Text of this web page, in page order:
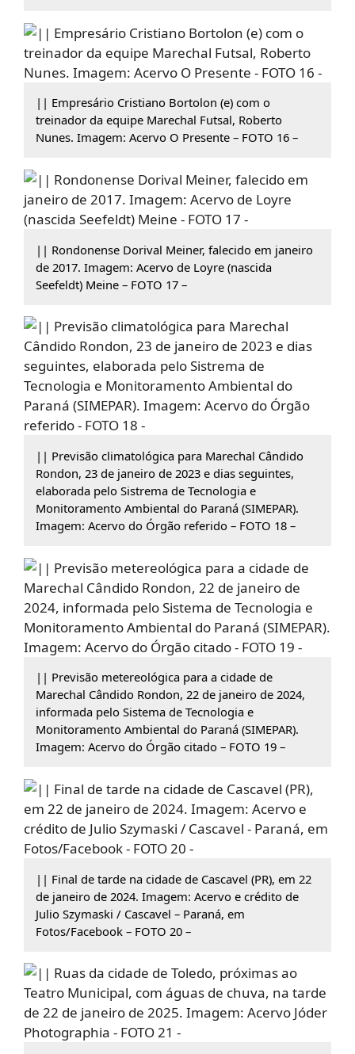
|| Empresário Cristiano Bortolon (e) com o
treinador da equipe Marechal Futsal, Roberto
Nunes. Imagem: Acervo O Presente – FOTO 16 –
|| Rondonense Dorival Meiner, falecido em janeiro
de 2017. Imagem: Acervo de Loyre (nascida
Seefeldt) Meine – FOTO 17 –
|| Previsão climatológica para Marechal Cândido
Rondon, 23 de janeiro de 2023 e dias seguintes,
elaborada pelo Sistrema de Tecnologia e
Monitoramento Ambiental do Paraná (SIMEPAR).
Imagem: Acervo do Órgão referido – FOTO 18 –
|| Previsão metereológica para a cidade de
Marechal Cândido Rondon, 22 de janeiro de 2024,
informada pelo Sistema de Tecnologia e
Monitoramento Ambiental do Paraná (SIMEPAR).
Imagem: Acervo do Órgão citado – FOTO 19 –
|| Final de tarde na cidade de Cascavel (PR), em 22
de janeiro de 2024. Imagem: Acervo e crédito de
Julio Szymaski / Cascavel – Paraná, em
Fotos/Facebook – FOTO 20 –